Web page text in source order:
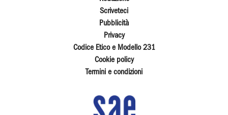
Scriveteci
Pubblicità
Privacy
Codice Etico e Modello 231
Cookie policy
Termini e condizioni